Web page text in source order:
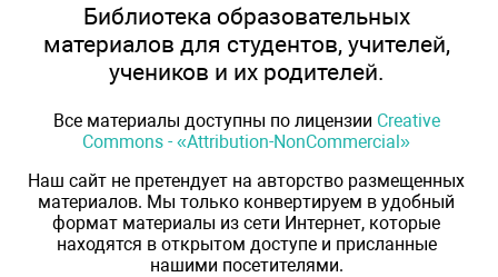
Библиотека образовательных
материалов для студентов, учителей,
учеников и их родителей.
Все материалы доступны по лицензии Creative
Commons - «Attribution-NonCommercial»
Наш сайт не претендует на авторство размещенных
материалов. Мы только конвертируем в удобный
формат материалы из сети Интернет, которые
находятся в открытом доступе и присланные
нашими посетителями.